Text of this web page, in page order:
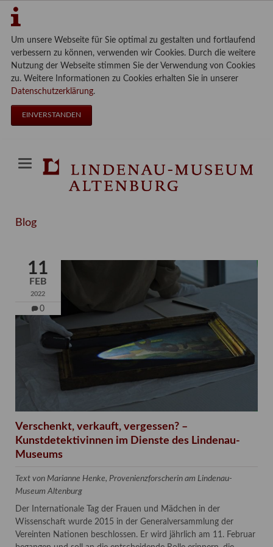
Um unsere Webseite für Sie optimal zu gestalten und fortlaufend
verbessern zu können, verwenden wir Cookies. Durch die weitere
Nutzung der Webseite stimmen Sie der Verwendung von Cookies
zu. Weitere Informationen zu Cookies erhalten Sie in unserer
Datenschutzerklärung.
EINVERSTANDEN
Blog
11
FEB
2022
0
Verschenkt, verkauft, vergessen? –
Kunstdetektivinnen im Dienste des Lindenau-
Museums
Text von Marianne Henke, Provenienzforscherin am Lindenau-
Museum Altenburg
Der Internationale Tag der Frauen und Mädchen in der
Wissenschaft wurde 2015 in der Generalversammlung der
Vereinten Nationen beschlossen. Er wird jährlich am 11. Februar